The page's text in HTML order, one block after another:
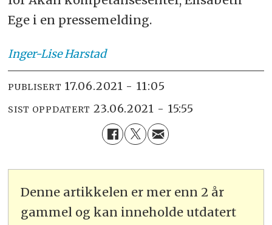
Ege i en pressemelding.
Inger-LiseHarstad
PUBLISERT 17.06.2021 - 11:05
SIST OPPDATERT 23.06.2021 - 15:55
Denne artikkelen er mer enn 2 år
gammel og kan inneholde utdatert